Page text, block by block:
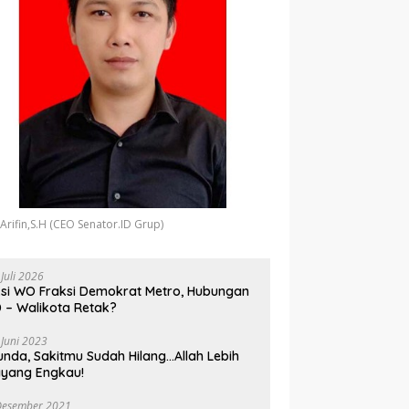
(CEO Senator.ID Grup)
2026
WO Fraksi Demokrat Metro, Hubungan
– Walikota Retak?
2023
Sakitmu Sudah Hilang…Allah Lebih
Engkau!
2021